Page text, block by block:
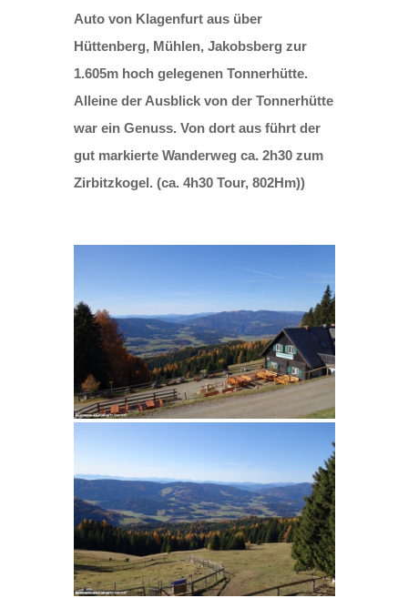
Auto von Klagenfurt aus über
Hüttenberg, Mühlen, Jakobsberg zur
1.605m hoch gelegenen Tonnerhütte.
Alleine der Ausblick von der Tonnerhütte
war ein Genuss. Von dort aus führt der
gut markierte Wanderweg ca. 2h30 zum
Zirbitzkogel. (ca. 4h30 Tour, 802Hm))